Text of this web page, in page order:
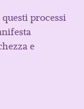
processi
e